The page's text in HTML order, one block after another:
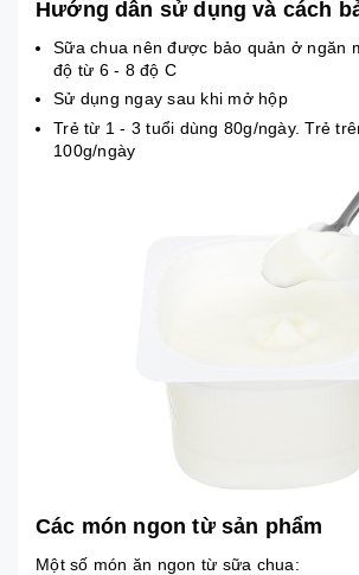
Hướng dẫn sử dụng và cách
Sữa chua nên được bảo quản ở ngăn
độ từ 6 - 8 độ C
Sử dụng ngay sau khi mở hộp
Trẻ từ 1 - 3 tuổi dùng 80g/ngày. Trẻ
100g/ngày
Các món ngon từ sản phẩm
Một số món ăn ngon từ sữa chua: